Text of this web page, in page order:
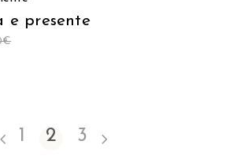
e presente
€
1 2 3